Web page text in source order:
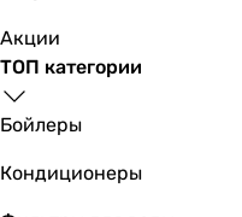
матовая
матовая
матовая
матовая
матовая
Акции
ТОП категории
Бойлеры
Кондиционеры